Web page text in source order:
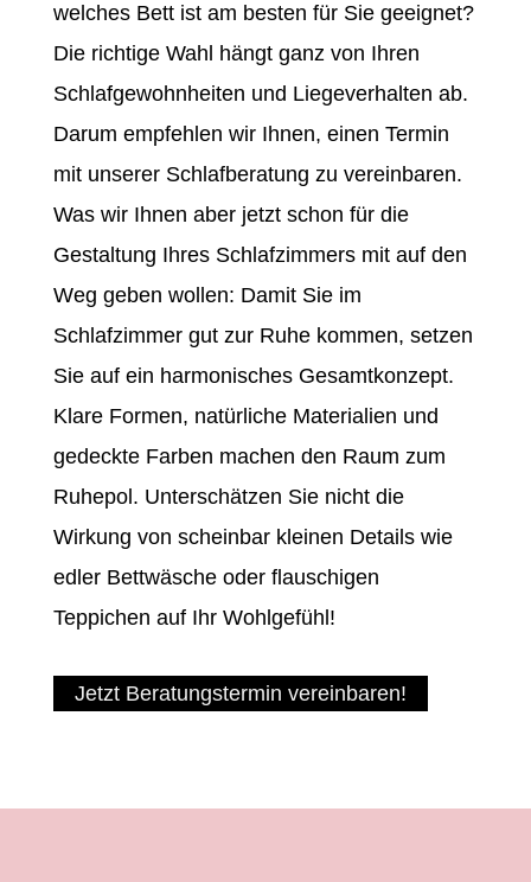
welches Bett ist am besten für Sie geeignet?
Die richtige Wahl hängt ganz von Ihren
Schlafgewohnheiten und Liegeverhalten ab.
Darum empfehlen wir Ihnen, einen Termin
mit unserer Schlafberatung zu vereinbaren.
Was wir Ihnen aber jetzt schon für die
Gestaltung Ihres Schlafzimmers mit auf den
Weg geben wollen: Damit Sie im
Schlafzimmer gut zur Ruhe kommen, setzen
Sie auf ein harmonisches Gesamtkonzept.
Klare Formen, natürliche Materialien und
gedeckte Farben machen den Raum zum
Ruhepol. Unterschätzen Sie nicht die
Wirkung von scheinbar kleinen Details wie
edler Bettwäsche oder flauschigen
Teppichen auf Ihr Wohlgefühl!
Jetzt Beratungstermin vereinbaren!